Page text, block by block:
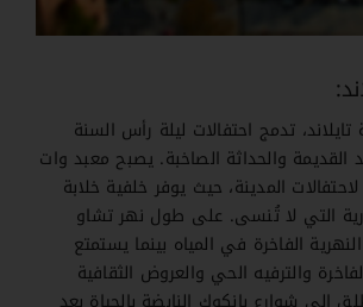
تدمج احتفالات ليلة رأس السنة
القديمة والحداثة الصاخبة. يصبح معبد وات
المدينة، حيث يوفر خلفية خلابة
التي لا تُنسى. على طول نهر تشاو
النهرية الفاخرة في المياه بينما يستمتع
والترفيه الحي والعروض الثقافية